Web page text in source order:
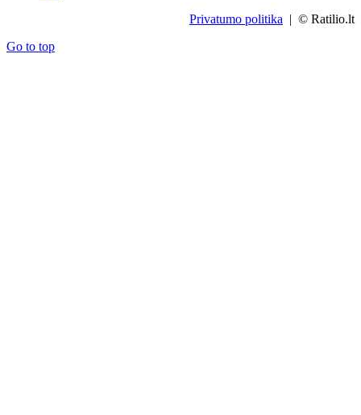
Privatumo politika | © Ratilio.lt
Go to top